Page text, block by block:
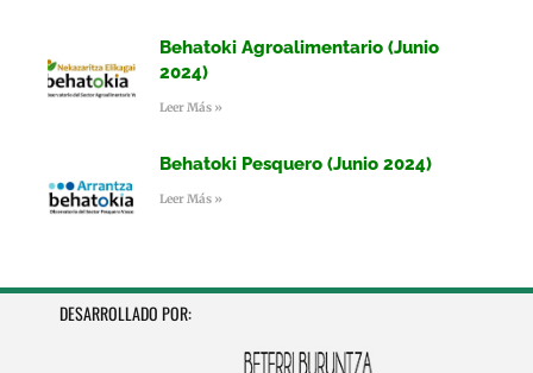
Behatoki Agroalimentario (Junio
2024)
Leer Más »
Behatoki Pesquero (Junio 2024)
Leer Más »
DESARROLLADO POR: